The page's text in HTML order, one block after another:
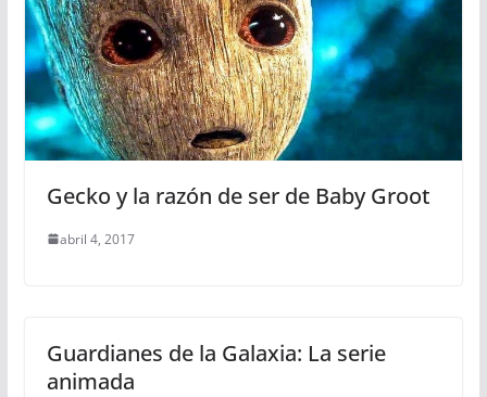
Gecko y la razón de ser de Baby Groot
abril 4, 2017
Guardianes de la Galaxia: La serie
animada